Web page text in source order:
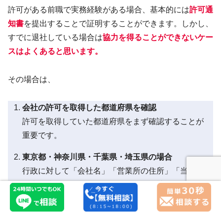
許可がある前職で実務経験がある場合、基本的には許可通
知書を提出することで証明することができます。しかし、
すでに退社している場合は協力を得ることができないケー
スはよくあると思います。
その場合は、
会社の許可を取得した都道府県を確認
許可を取得していた都道府県をまず確認することが
重要です。
東京都・神奈川県・千葉県・埼玉県の場合
行政に対して「会社名」「営業所の住所」「当時の
代表取締役」を伝えることで、その会社がいつから
いつまで許可を取得していたのかの情報を提供して
もらえる場合があります。